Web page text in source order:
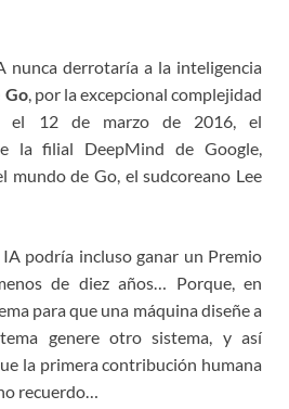
nunca derrotaría a la inteligencia
Go, por la excepcional complejidad
el 12 de marzo de 2016, el
la filial DeepMind de Google,
mundo de Go, el sudcoreano Lee
podría incluso ganar un Premio
de diez años… Porque, en
para que una máquina diseñe a
genere otro sistema, y así
la primera contribución humana
recuerdo…